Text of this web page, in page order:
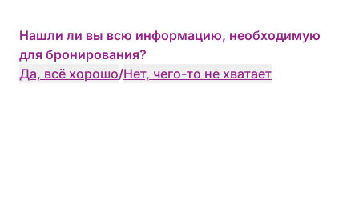
Нашли ли вы всю информацию, необходимую
для бронирования?
Да, всё хорошо/Нет, чего-то не хватает